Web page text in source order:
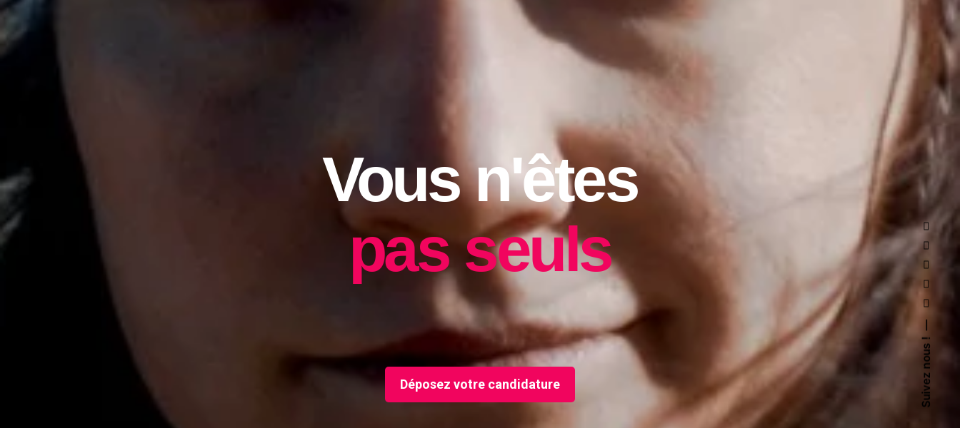
Suivez nous !
Vous n'êtes
pas seuls
Déposez votre candidature